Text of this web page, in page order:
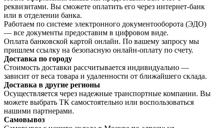
реквизитами. Вы сможете оплатить его через интернет-банк
или в отделении банка.
Работаем по системе электронного документооборота (ЭДО)
— все документы предоставим в цифровом виде.
Оплата банковской картой онлайн. По вашему запросу мы
пришлем ссылку на безопасную онлайн-оплату по счету.
Доставка по городу
Стоимость доставки рассчитывается индивидуально —
зависит от веса товара и удаленности от ближайшего склада.
Доставка в другие регионы
Осуществляется через надежные транспортные компании. Вы
можете выбрать ТК самостоятельно или воспользоваться
нашими партнерами.
Самовывоз